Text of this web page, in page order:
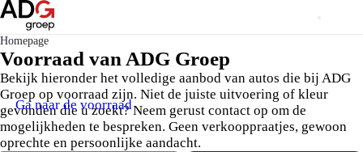
Homepage
Voorraad van ADG Groep
Bekijk hieronder het volledige aanbod van autos die bij ADG
Groep op voorraad zijn. Niet de juiste uitvoering of kleur
gevonden die u zoekt? Neem gerust contact op om de
mogelijkheden te bespreken. Geen verkooppraatjes, gewoon
oprechte en persoonlijke aandacht.
Ga naar de voorraad